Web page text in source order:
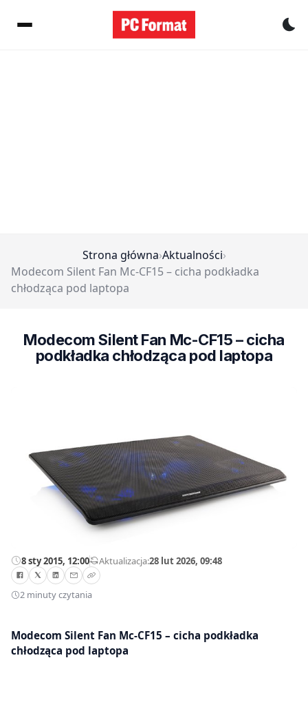
Strona główna›Aktualności›
Modecom Silent Fan Mc-CF15 – cicha podkładka
chłodząca pod laptopa
Modecom Silent Fan Mc-CF15 – cicha
podkładka chłodząca pod laptopa
8 sty 2015, 12:00—Aktualizacja:28 lut 2026, 09:48
2 minuty czytania
Modecom Silent Fan Mc-CF15 – cicha podkładka
chłodząca pod laptopa